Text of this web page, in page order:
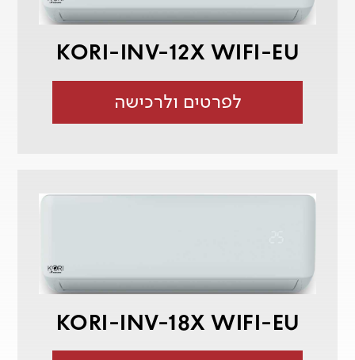
KORI-INV-12X WIFI-EU
לפרטים ולרכישה
KORI-INV-18X WIFI-EU